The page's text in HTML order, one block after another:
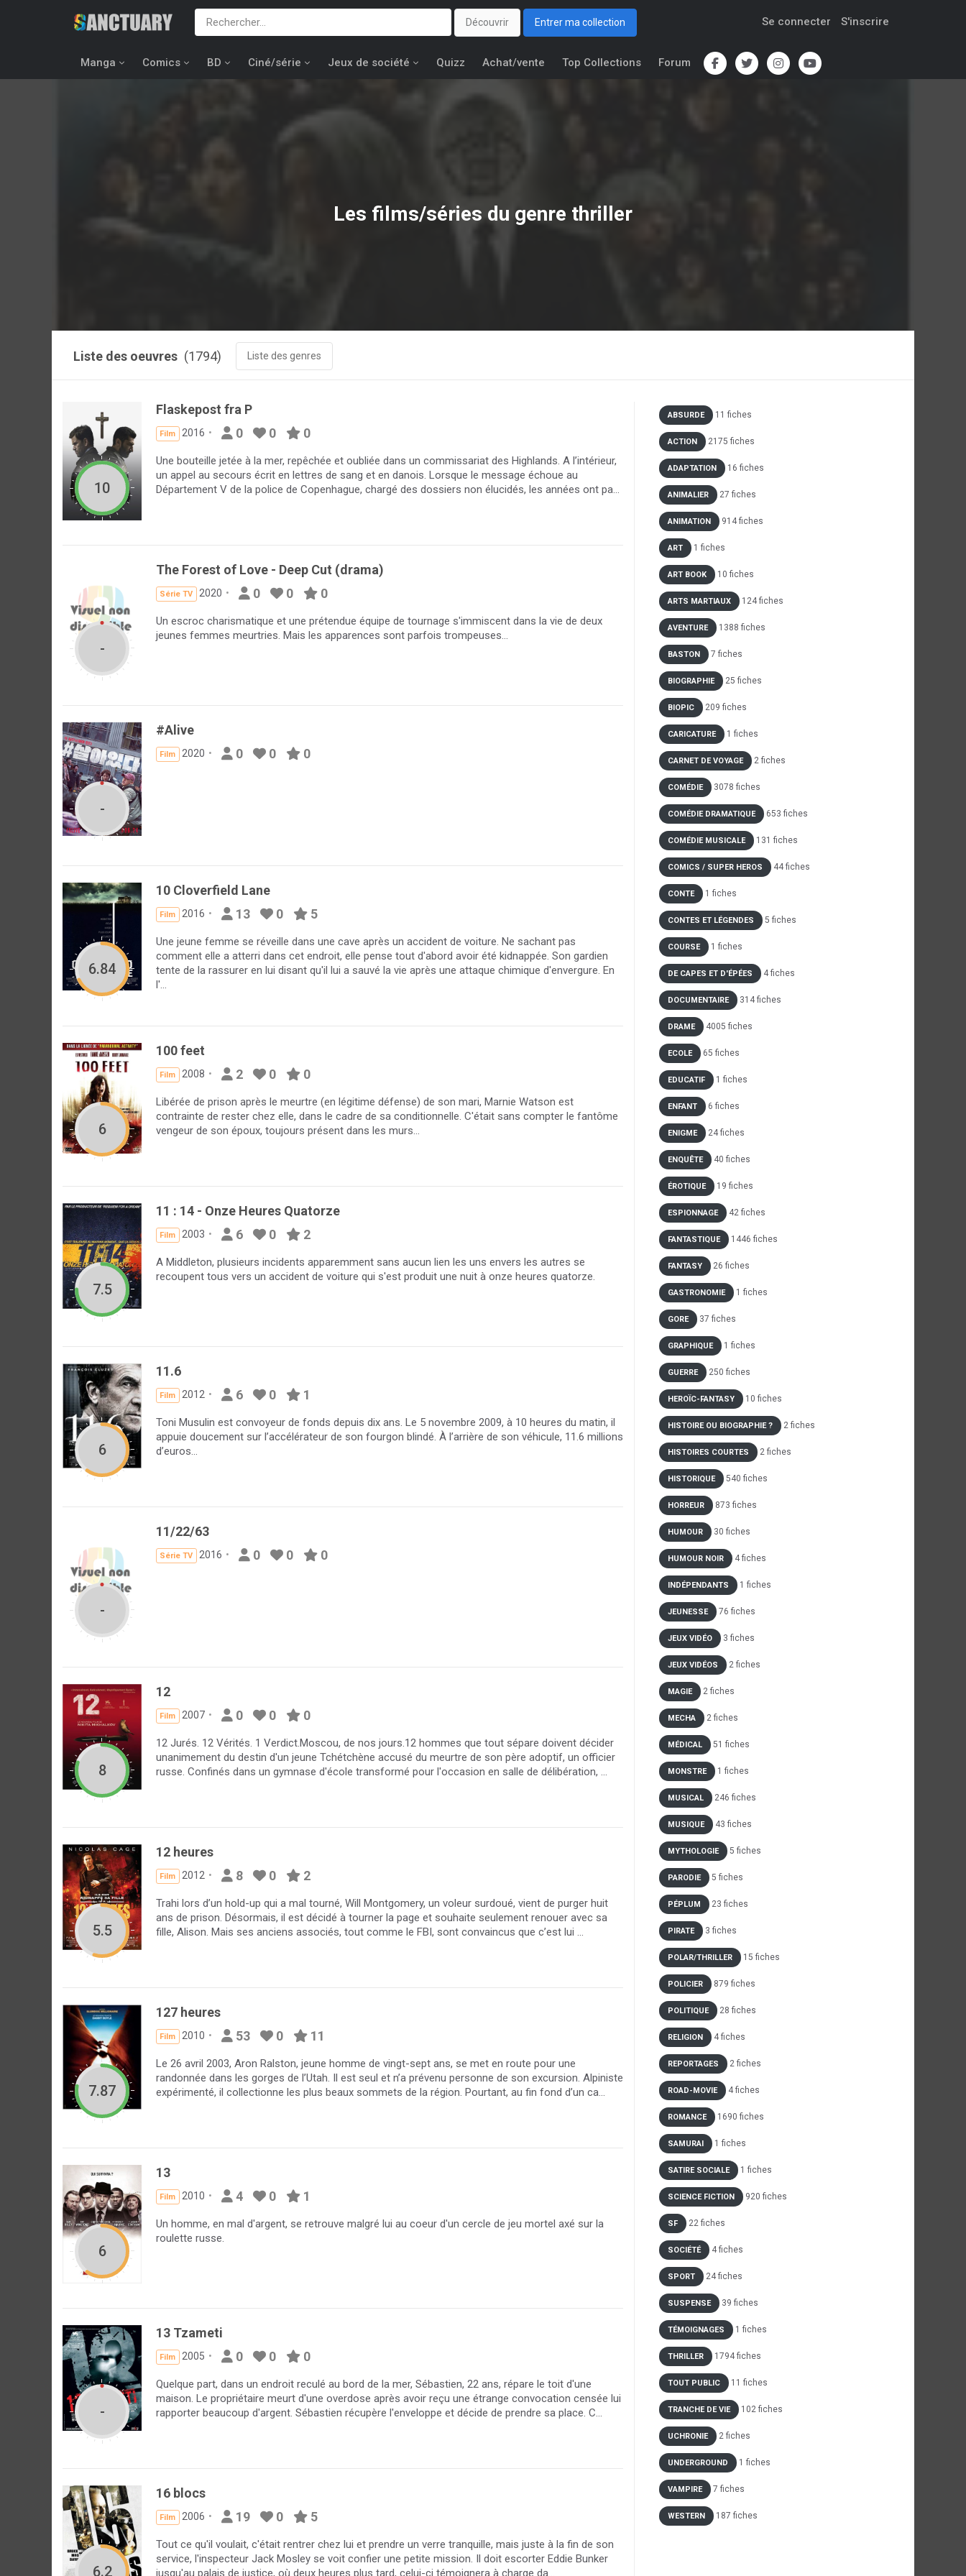
Découvrir Entrer ma collection Se connecter S'inscrire
Manga Comics BD Ciné/série Jeux de société Quizz Achat/vente Top Collections Forum
Les films/séries du genre thriller
Liste des oeuvres (1794) Liste des genres
10
Flaskepost fra P
Film 2016 0 0 0
Une bouteille jetée à la mer, repêchée et oubliée dans un commissariat des Highlands. A l’intérieur,
un appel au secours écrit en lettres de sang et en danois. Lorsque le message échoue au
Département V de la police de Copenhague, chargé des dossiers non élucidés, les années ont pa...
-
The Forest of Love - Deep Cut (drama)
Série TV 2020 0 0 0
Un escroc charismatique et une prétendue équipe de tournage s'immiscent dans la vie de deux
jeunes femmes meurtries. Mais les apparences sont parfois trompeuses…
-
#Alive
Film 2020 0 0 0
6.84
10 Cloverfield Lane
Film 2016 13 0 5
Une jeune femme se réveille dans une cave après un accident de voiture. Ne sachant pas
comment elle a atterri dans cet endroit, elle pense tout d'abord avoir été kidnappée. Son gardien
tente de la rassurer en lui disant qu'il lui a sauvé la vie après une attaque chimique d'envergure. En
l'...
6
100 feet
Film 2008 2 0 0
Libérée de prison après le meurtre (en légitime défense) de son mari, Marnie Watson est
contrainte de rester chez elle, dans le cadre de sa conditionnelle. C'était sans compter le fantôme
vengeur de son époux, toujours présent dans les murs...
7.5
11 : 14 - Onze Heures Quatorze
Film 2003 6 0 2
A Middleton, plusieurs incidents apparemment sans aucun lien les uns envers les autres se
recoupent tous vers un accident de voiture qui s'est produit une nuit à onze heures quatorze.
6
11.6
Film 2012 6 0 1
Toni Musulin est convoyeur de fonds depuis dix ans. Le 5 novembre 2009, à 10 heures du matin, il
appuie doucement sur l’accélérateur de son fourgon blindé. À l’arrière de son véhicule, 11.6 millions
d’euros…
-
11/22/63
Série TV 2016 0 0 0
8
12
Film 2007 0 0 0
12 Jurés. 12 Vérités. 1 Verdict.Moscou, de nos jours.12 hommes que tout sépare doivent décider
unanimement du destin d'un jeune Tchétchène accusé du meurtre de son père adoptif, un officier
russe. Confinés dans un gymnase d'école transformé pour l'occasion en salle de délibération, ...
5.5
12 heures
Film 2012 8 0 2
Trahi lors d’un hold-up qui a mal tourné, Will Montgomery, un voleur surdoué, vient de purger huit
ans de prison. Désormais, il est décidé à tourner la page et souhaite seulement renouer avec sa
fille, Alison. Mais ses anciens associés, tout comme le FBI, sont convaincus que c’est lui ...
7.87
127 heures
Film 2010 53 0 11
Le 26 avril 2003, Aron Ralston, jeune homme de vingt-sept ans, se met en route pour une
randonnée dans les gorges de l’Utah. Il est seul et n’a prévenu personne de son excursion. Alpiniste
expérimenté, il collectionne les plus beaux sommets de la région. Pourtant, au fin fond d’un ca...
6
13
Film 2010 4 0 1
Un homme, en mal d'argent, se retrouve malgré lui au coeur d'un cercle de jeu mortel axé sur la
roulette russe.
-
13 Tzameti
Film 2005 0 0 0
Quelque part, dans un endroit reculé au bord de la mer, Sébastien, 22 ans, répare le toit d'une
maison. Le propriétaire meurt d'une overdose après avoir reçu une étrange convocation censée lui
rapporter beaucoup d'argent. Sébastien récupère l'enveloppe et décide de prendre sa place. C...
6.2
16 blocs
Film 2006 19 0 5
Tout ce qu'il voulait, c'était rentrer chez lui et prendre un verre tranquille, mais juste à la fin de son
service, l'inspecteur Jack Mosley se voit confier une petite mission. Il doit escorter Eddie Bunker
jusqu'au palais de justice, où deux heures plus tard, celui-ci témoignera à charge da...
ABSURDE 11 fiches
ACTION 2175 fiches
ADAPTATION 16 fiches
ANIMALIER 27 fiches
ANIMATION 914 fiches
ART 1 fiches
ART BOOK 10 fiches
ARTS MARTIAUX 124 fiches
AVENTURE 1388 fiches
BASTON 7 fiches
BIOGRAPHIE 25 fiches
BIOPIC 209 fiches
CARICATURE 1 fiches
CARNET DE VOYAGE 2 fiches
COMÉDIE 3078 fiches
COMÉDIE DRAMATIQUE 653 fiches
COMÉDIE MUSICALE 131 fiches
COMICS / SUPER HEROS 44 fiches
CONTE 1 fiches
CONTES ET LÉGENDES 5 fiches
COURSE 1 fiches
DE CAPES ET D'ÉPÉES 4 fiches
DOCUMENTAIRE 314 fiches
DRAME 4005 fiches
ECOLE 65 fiches
EDUCATIF 1 fiches
ENFANT 6 fiches
ENIGME 24 fiches
ENQUÊTE 40 fiches
ÉROTIQUE 19 fiches
ESPIONNAGE 42 fiches
FANTASTIQUE 1446 fiches
FANTASY 26 fiches
GASTRONOMIE 1 fiches
GORE 37 fiches
GRAPHIQUE 1 fiches
GUERRE 250 fiches
HEROÏC-FANTASY 10 fiches
HISTOIRE OU BIOGRAPHIE ? 2 fiches
HISTOIRES COURTES 2 fiches
HISTORIQUE 540 fiches
HORREUR 873 fiches
HUMOUR 30 fiches
HUMOUR NOIR 4 fiches
INDÉPENDANTS 1 fiches
JEUNESSE 76 fiches
JEUX VIDÉO 3 fiches
JEUX VIDÉOS 2 fiches
MAGIE 2 fiches
MECHA 2 fiches
MÉDICAL 51 fiches
MONSTRE 1 fiches
MUSICAL 246 fiches
MUSIQUE 43 fiches
MYTHOLOGIE 5 fiches
PARODIE 5 fiches
PÉPLUM 23 fiches
PIRATE 3 fiches
POLAR/THRILLER 15 fiches
POLICIER 879 fiches
POLITIQUE 28 fiches
RELIGION 4 fiches
REPORTAGES 2 fiches
ROAD-MOVIE 4 fiches
ROMANCE 1690 fiches
SAMURAI 1 fiches
SATIRE SOCIALE 1 fiches
SCIENCE FICTION 920 fiches
SF 22 fiches
SOCIÉTÉ 4 fiches
SPORT 24 fiches
SUSPENSE 39 fiches
TÉMOIGNAGES 1 fiches
THRILLER 1794 fiches
TOUT PUBLIC 11 fiches
TRANCHE DE VIE 102 fiches
UCHRONIE 2 fiches
UNDERGROUND 1 fiches
VAMPIRE 7 fiches
WESTERN 187 fiches